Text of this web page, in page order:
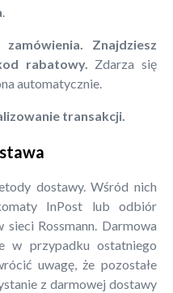
.
Znajdziesz
rabatowy. Zdarza się
automatycznie.
transakcji.
dostawy. Wśród nich
InPost lub odbiór
Rossmann. Darmowa
w przypadku ostatniego
uwagę, że pozostałe
z darmowej dostawy